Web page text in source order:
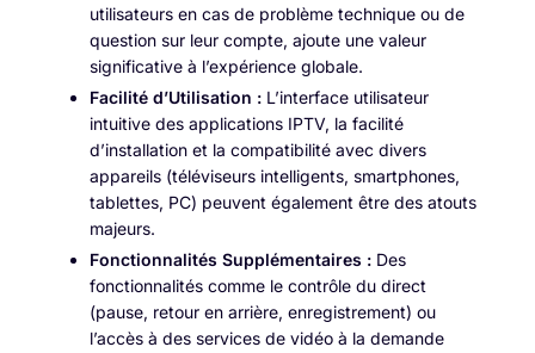
utilisateurs en cas de problème technique ou de
question sur leur compte, ajoute une valeur
significative à l’expérience globale.
Facilité d’Utilisation : L’interface utilisateur
intuitive des applications IPTV, la facilité
d’installation et la compatibilité avec divers
appareils (téléviseurs intelligents, smartphones,
tablettes, PC) peuvent également être des atouts
majeurs.
Fonctionnalités Supplémentaires : Des
fonctionnalités comme le contrôle du direct
(pause, retour en arrière, enregistrement) ou
l’accès à des services de vidéo à la demande